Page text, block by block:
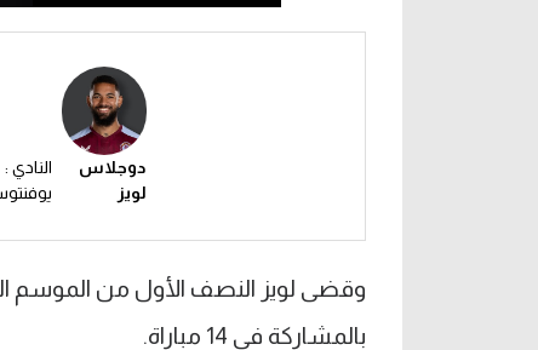
دوجلاس
لويز
النادي :
وقضى لويز النصف الأول من الموسم
بالمشاركة في 14 مباراة.